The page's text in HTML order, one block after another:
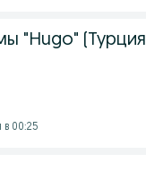
"Hugo" (Турция)
в 00:25